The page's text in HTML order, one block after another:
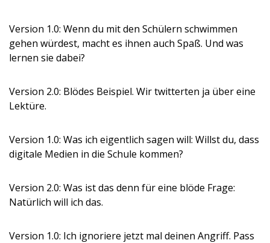
Version 1.0: Wenn du mit den Schülern schwimmen
gehen würdest, macht es ihnen auch Spaß. Und was
lernen sie dabei?
Version 2.0: Blödes Beispiel. Wir twitterten ja über eine
Lektüre.
Version 1.0: Was ich eigentlich sagen will: Willst du, dass
digitale Medien in die Schule kommen?
Version 2.0: Was ist das denn für eine blöde Frage:
Natürlich will ich das.
Version 1.0: Ich ignoriere jetzt mal deinen Angriff. Pass